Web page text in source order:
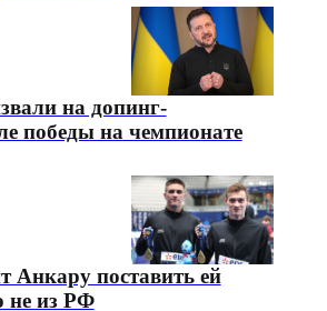
на допинг-
победы на чемпионате
Анкару поставить ей
не из РФ